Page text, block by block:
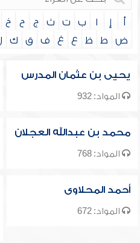
أ إ ا ب ت ث ج ح خ
ض
ط ظ ع غ ف ق ك
يحيى بن عثمان المدرس
المواد: 932
محمد بن عبدالله العجلان
المواد: 768
أحمد المحلاوى
المواد: 672